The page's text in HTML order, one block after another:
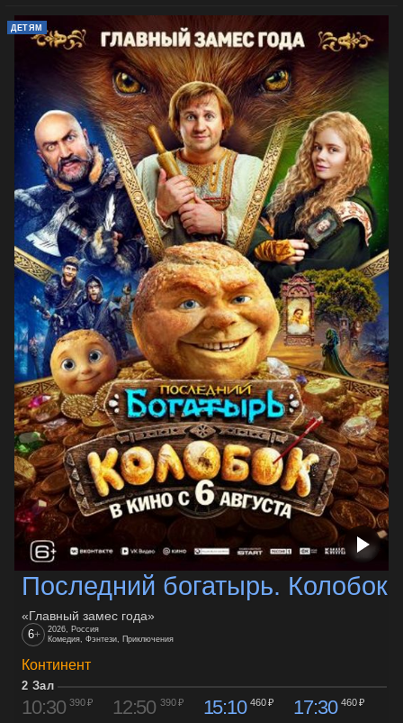
ДЕТЯМ
Последний богатырь. Колобок
«Главный замес года»
6+
2026, Россия
Комедия, Фэнтези, Приключения
Континент
2 Зал
10:30 390 ₽ 12:50 390 ₽ 15:10 460 ₽ 17:30 460 ₽